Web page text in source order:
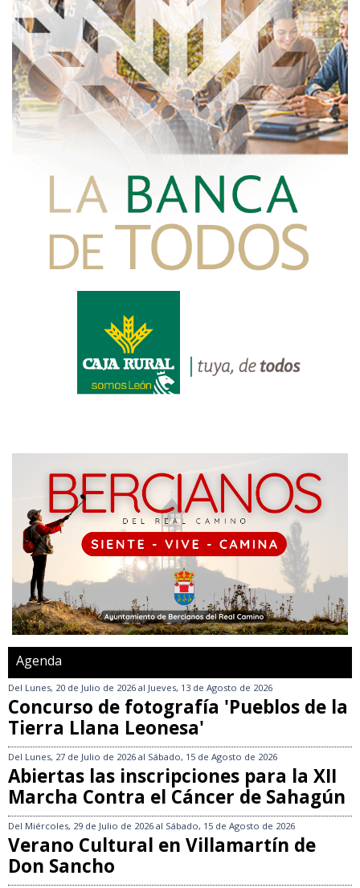
Agenda
Del Lunes, 20 de Julio de 2026 al Jueves, 13 de Agosto de 2026
Concurso de fotografía 'Pueblos de la
Tierra Llana Leonesa'
Del Lunes, 27 de Julio de 2026 al Sábado, 15 de Agosto de 2026
Abiertas las inscripciones para la XII
Marcha Contra el Cáncer de Sahagún
Del Miércoles, 29 de Julio de 2026 al Sábado, 15 de Agosto de 2026
Verano Cultural en Villamartín de
Don Sancho